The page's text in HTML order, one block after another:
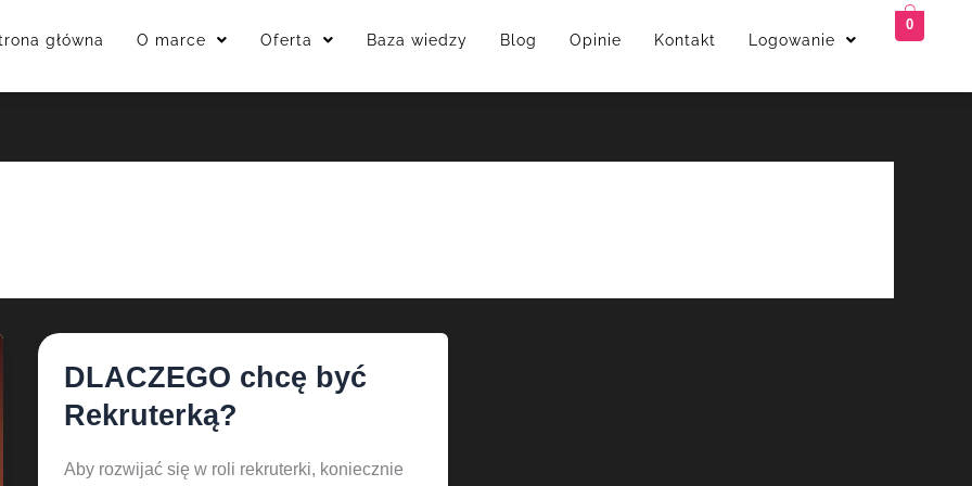
główna O marce Oferta Baza wiedzy Blog Opinie Kontakt Logowanie
0
DLACZEGO chcę być
Rekruterką?
Aby rozwijać się w roli rekruterki, koniecznie
DLACZEGO
być